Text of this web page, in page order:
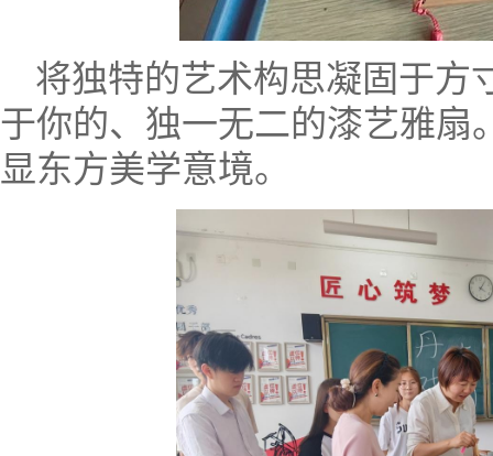
将独特的艺术构思凝固于方
于你的、独一无二的漆艺雅扇
显东方美学意境。